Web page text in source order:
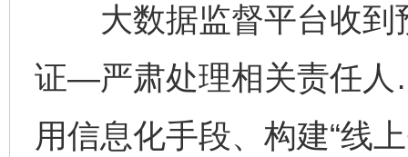
大数据监督平台收到
证—严肃处理相关责任
用信息化手段、构建“线